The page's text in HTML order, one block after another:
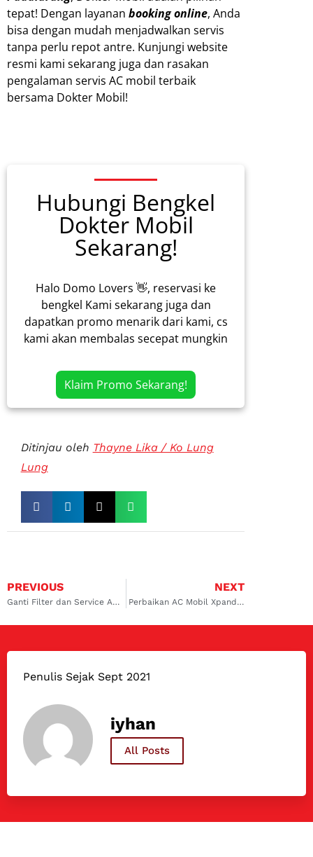
tepat! Dengan layanan booking online, Anda
bisa dengan mudah menjadwalkan servis
tanpa perlu repot antre. Kunjungi website
resmi kami sekarang juga dan rasakan
pengalaman servis AC mobil terbaik
bersama Dokter Mobil!
Hubungi Bengkel
Dokter Mobil
Sekarang!
Halo Domo Lovers 👋, reservasi ke
bengkel Kami sekarang juga dan
dapatkan promo menarik dari kami, cs
kami akan membalas secepat mungkin
Klaim Promo Sekarang!
Ditinjau oleh Thayne Lika / Ko Lung
Lung
PREVIOUS
Ganti Filter dan Service AC Mobil Daihatsu Cibaduyut Terbaik dari Dokter Mobil!
NEXT
Perbaikan AC Mobil Xpander Bandung Terbaik Cuma di Dokter Mobil!
Penulis Sejak Sept 2021
iyhan
All Posts